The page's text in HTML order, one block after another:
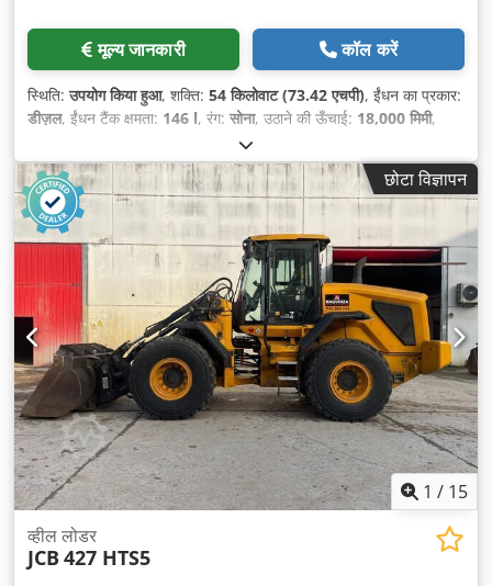
मूल्य जानकारी कॉल करें
स्थिति:उपयोग किया हुआ, शक्ति: 54 किलोवाट (73.42 एचपी), ईंधन का प्रकार:
डीज़ल, ईंधन टैंक क्षमता: 146 l, रंग: सोना, उठाने की ऊँचाई: 18,000 मिमी,
2,411 h
छोटा विज्ञापन
1 / 15
व्हील लोडर
JCB 427 HTS5